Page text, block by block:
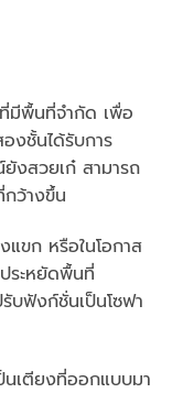
มีพื้นที่จำกัด เพื่อ
งชั้นได้รับการ
งสวยเก๋ สามารถ
กว้างขึ้น
แขก หรือในโอกาส
ระหยัดพื้นที่
บฟังก์ชั่นเป็นโซฟา
เตียงที่ออกแบบมา